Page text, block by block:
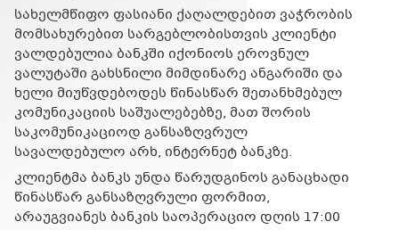
სახელმწიფო ფასიანი ქაღალდებით ვაჭრობის
მომსახურებით სარგებლობისთვის კლიენტი
ვალდებულია ბანკში იქონიოს ეროვნულ
ვალუტაში გახსნილი მიმდინარე ანგარიში და
ხელი მიუწვდებოდეს წინასწარ შეთანხმებულ
კომუნიკაციის საშუალებებზე, მათ შორის
საკომუნიკაციოდ განსაზღვრულ
სავალდებულო არხ, ინტერნეტ ბანკზე.
კლიენტმა ბანკს უნდა წარუდგინოს განაცხადი
წინასწარ განსაზღვრული ფორმით,
არაუგვიანეს ბანკის საოპერაციო დღის 17:00